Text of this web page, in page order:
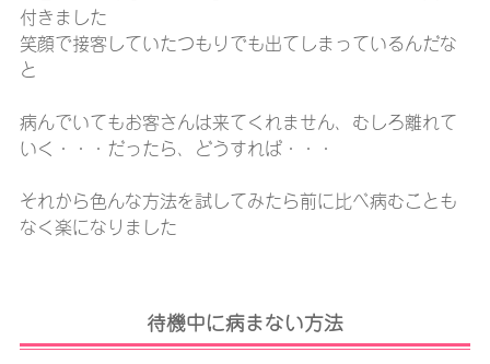
付きました
笑顔で接客していたつもりでも出てしまっているんだな
と
病んでいてもお客さんは来てくれません、むしろ離れて
いく・・・だったら、どうすれば・・・
それから色んな方法を試してみたら前に比べ病むことも
なく楽になりました
待機中に病まない方法